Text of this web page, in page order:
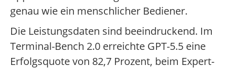
genau wie ein menschlicher Bediener.
Die Leistungsdaten sind beeindruckend. Im
Terminal-Bench 2.0 erreichte GPT-5.5 eine
Erfolgsquote von 82,7 Prozent, beim Expert-